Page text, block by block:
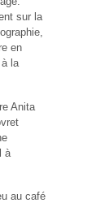
sur la
en
la
Anita
à
au café